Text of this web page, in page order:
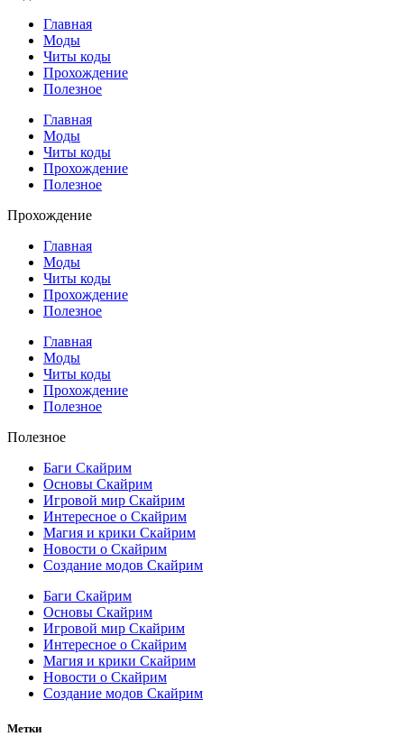
Главная
Моды
Читы коды
Прохождение
Полезное
Главная
Моды
Читы коды
Прохождение
Полезное
Прохождение
Главная
Моды
Читы коды
Прохождение
Полезное
Главная
Моды
Читы коды
Прохождение
Полезное
Полезное
Баги Скайрим
Основы Скайрим
Игровой мир Скайрим
Интересное о Скайрим
Магия и крики Скайрим
Новости о Скайрим
Создание модов Скайрим
Баги Скайрим
Основы Скайрим
Игровой мир Скайрим
Интересное о Скайрим
Магия и крики Скайрим
Новости о Скайрим
Создание модов Скайрим
Метки